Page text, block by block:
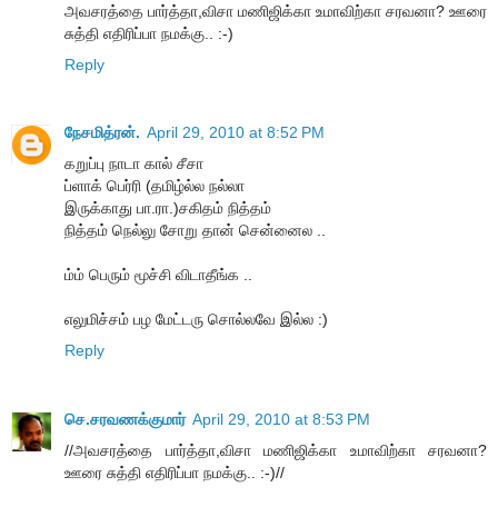
அவசரத்தை பார்த்தா,விசா மணிஜிக்கா உமாவிற்கா சரவனா? ஊரை
சுத்தி எதிரிப்பா நமக்கு.. :-)
Reply
நேசமித்ரன். April 29, 2010 at 8:52 PM
கறுப்பு நாடா கால் சீசா
ப்ளாக் பெர்ரி (தமிழ்ல்ல நல்லா
இருக்காது பா.ரா.)சகிதம் நித்தம்
நித்தம் நெல்லு சோறு தான் சென்னைல ..
ம்ம் பெரும் மூச்சி விடாதீங்க ..
எலுமிச்சம் பழ மேட்டரு சொல்லவே இல்ல :)
Reply
செ.சரவணக்குமார் April 29, 2010 at 8:53 PM
//அவசரத்தை பார்த்தா,விசா மணிஜிக்கா உமாவிற்கா சரவனா?
ஊரை சுத்தி எதிரிப்பா நமக்கு.. :-)//